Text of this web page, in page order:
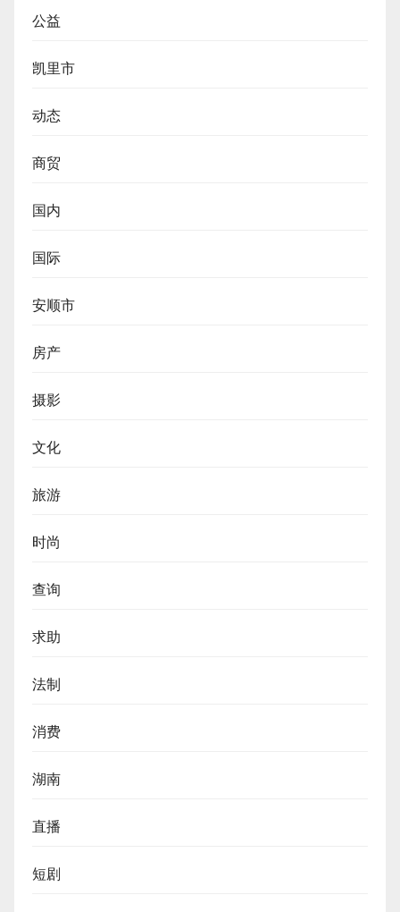
公益
凯里市
动态
商贸
国内
国际
安顺市
房产
摄影
文化
旅游
时尚
查询
求助
法制
消费
湖南
直播
短剧